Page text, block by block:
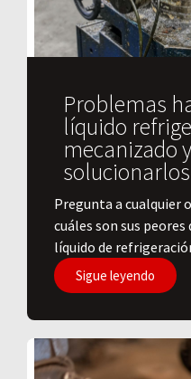
Problemas
líquido
mecanizado
Pregunta a cualquier
cuáles son sus
líquido de
Sigue leyendo